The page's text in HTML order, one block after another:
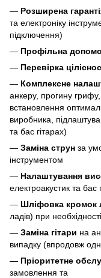
— Розширена
та електроніку
підключення)
— Профільна
— Перевірка
— Комплексне
анкеру, прогину грифу,
встановлення
виробника,
та бас гітарах)
— Заміна струн за
інструментом
— Налаштування
електроакустик та бас
— Шліфовка кромок
ладів) при необхідності
— Заміна гітари на
випадку (впродовж
— Пріоритетне
замовлення та